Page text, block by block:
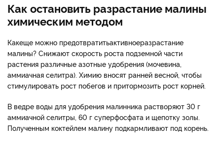
Как остановить разрастание малины
химическим методом
Какеще можно предотвратитьактивноеразрастание
малины? Снижают скорость роста подземной части
растения различные азотные удобрения (мочевина,
аммиачная селитра). Химию вносят ранней весной, чтобы
стимулировать рост побегов и притормозить рост корней.
В ведре воды для удобрения малинника растворяют 30 г
аммиачной селитры, 60 г суперфосфата и щепотку золы.
Полученным коктейлем малину подкармливают под корень.